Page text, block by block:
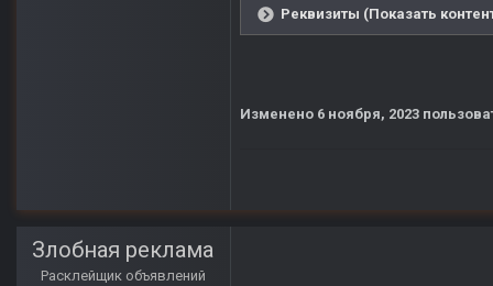
Реквизиты (Показать
Изменено 6 ноября, 2023
Злобная реклама
Расклейщик объявлений